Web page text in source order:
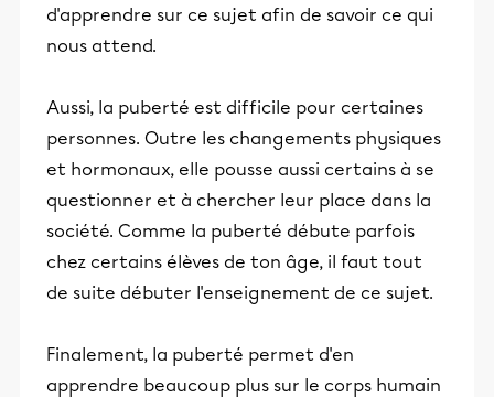
d'apprendre sur ce sujet afin de savoir ce qui
nous attend.
Aussi, la puberté est difficile pour certaines
personnes. Outre les changements physiques
et hormonaux, elle pousse aussi certains à se
questionner et à chercher leur place dans la
société. Comme la puberté débute parfois
chez certains élèves de ton âge, il faut tout
de suite débuter l'enseignement de ce sujet.
Finalement, la puberté permet d'en
apprendre beaucoup plus sur le corps humain